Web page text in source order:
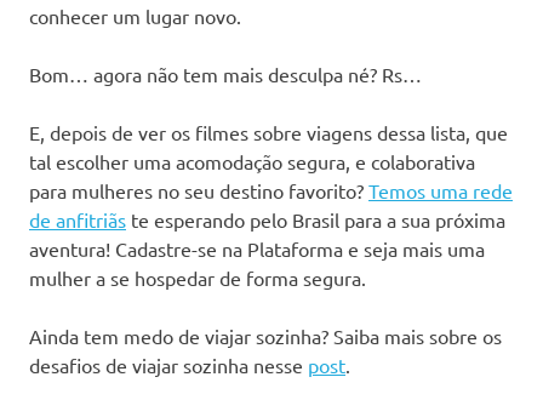
conhecer um lugar novo.
Bom… agora não tem mais desculpa né? Rs…
E, depois de ver os filmes sobre viagens dessa lista, que
tal escolher uma acomodação segura, e colaborativa
para mulheres no seu destino favorito? Temos uma rede
de anfitriãs te esperando pelo Brasil para a sua próxima
aventura! Cadastre-se na Plataforma e seja mais uma
mulher a se hospedar de forma segura.
Ainda tem medo de viajar sozinha? Saiba mais sobre os
desafios de viajar sozinha nesse post.